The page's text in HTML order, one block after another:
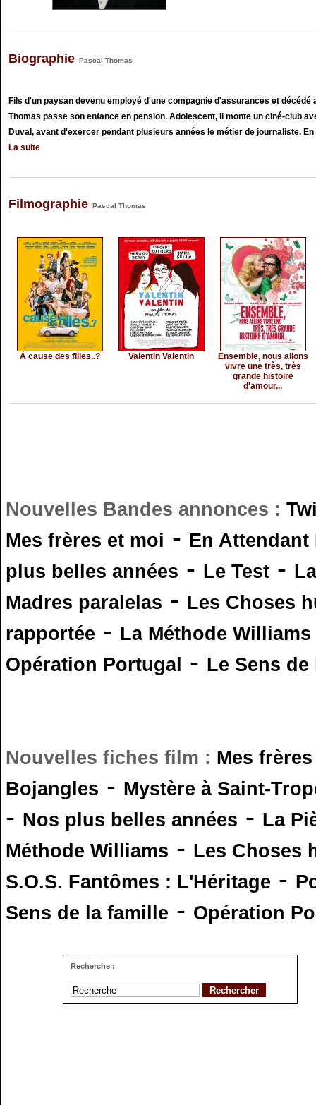
Biographie Pascal Thomas
Fils d'un paysan devenu employé d'une compagnie d'assurances et décédé
Thomas passe son enfance en pension. Adolescent, il monte un ciné-club
Duval, avant d'exercer pendant plusieurs années le métier de journaliste. En
La suite
Filmographie Pascal Thomas
À cause des filles..? Valentin Valentin
Ensemble, nous allons
vivre une très, très
grande histoire
d'amour...
Nouvelles Bandes annonces :
Mes frères et moi - En
plus belles années - Le Test -
Madres paralelas - Les Choses
rapportée - La Méthode Williams
Opération Portugal - Le Sens
Nouvelles fiches film : Mes
Bojangles - Mystère à Saint-
- Nos plus belles années - La
Méthode Williams - Les Choses
S.O.S. Fantômes : L'Héritage -
Sens de la famille - Opération
Recherche :